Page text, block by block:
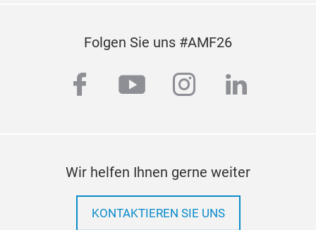
Folgen Sie uns #AMF26
facebook
youtubeinstagram
linkedin
Wir helfen Ihnen gerne weiter
KONTAKTIEREN SIE UNS